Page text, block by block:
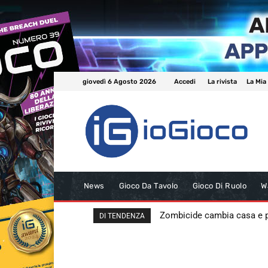
giovedì 6 Agosto 2026 Accedi La rivista La
News Gioco Da Tavolo Gioco Di Ruolo
DI TENDENZA Zombicide cambia casa e